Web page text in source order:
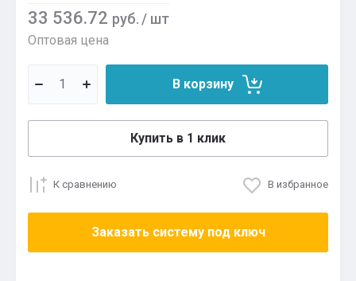
33 536.72 руб. / шт
Оптовая цена
В корзину
Купить в 1 клик
К сравнению В избранное
Заказать систему под ключ